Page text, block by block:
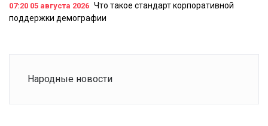
07:20 05 августа 2026 Что такое стандарт корпоративной
поддержки демографии
Народные новости